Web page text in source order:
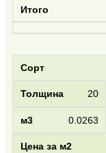
20
0.0263